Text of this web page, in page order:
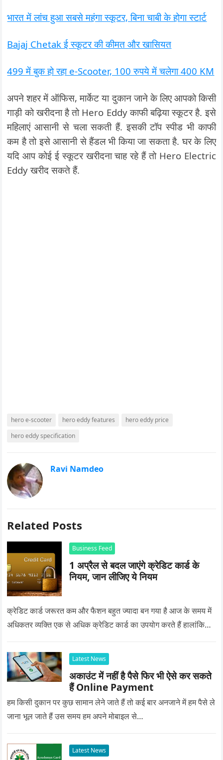
भारत में लांच हुआ सबसे महंगा स्कूटर, बिना चाबी के होगा स्टार्ट
Bajaj Chetak ई स्कूटर की कीमत और खासियत
499 में बुक हो रहा e-Scooter, 100 रुपये में चलेगा 400 KM
अपने शहर में ऑफिस, मार्केट या दुकान जाने के लिए आपको किसी
गाड़ी को खरीदना है तो Hero Eddy काफी बढ़िया स्कूटर है. इसे
महिलाएं आसानी से चला सकती हैं. इसकी टॉप स्पीड भी काफी
कम है तो इसे आसानी से हैंडल भी किया जा सकता है. घर के लिए
यदि आप कोई ई स्कूटर खरीदना चाह रहे हैं तो Hero Electric
Eddy खरीद सकते हैं.
hero e-scooter hero eddy features
hero eddy price
hero eddy specification
Ravi Namdeo
Related Posts
Business Feed
1 अप्रैल से बदल जाएंगे क्रेडिट कार्ड के
नियम, जान लीजिए ये नियम
क्रेडिट कार्ड जरूरत कम और फैशन बहुत ज्यादा बन गया है आज के समय में
अधिकतर व्यक्ति एक से अधिक क्रेडिट कार्ड का उपयोग करते हैं हालांकि…
Latest News
अकाउंट में नहीं है पैसे फिर भी ऐसे कर सकते
हैं Online Payment
हम किसी दुकान पर कुछ सामान लेने जाते हैं तो कई बार अनजाने में हम पैसे ले
जाना भूल जाते हैं उस समय हम अपने मोबाइल से…
Latest News